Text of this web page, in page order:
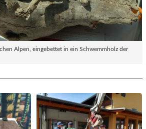
Alpen, eingebettet in ein Schwemmholz der